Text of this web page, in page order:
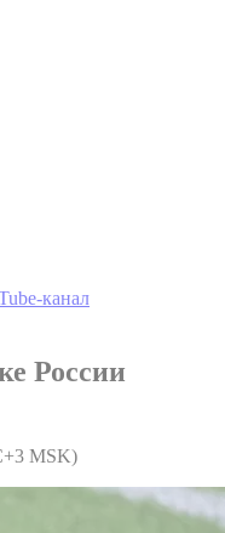
канал
России
MSK)